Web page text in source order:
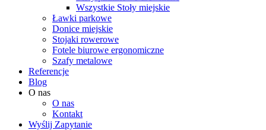
Wszystkie Stoły miejskie
Ławki parkowe
Donice miejskie
Stojaki rowerowe
Fotele biurowe ergonomiczne
Szafy metalowe
Referencje
Blog
O nas
O nas
Kontakt
Wyślij Zapytanie